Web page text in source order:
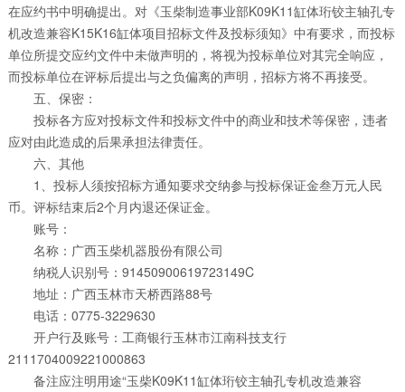
在应约书中明确提出。对《玉柴制造事业部K09K11缸体珩铰主轴孔专
机改造兼容K15K16缸体项目招标文件及投标须知》中有要求，而投标
单位所提交应约文件中未做声明的，将视为投标单位对其完全响应，
而投标单位在评标后提出与之负偏离的声明，招标方将不再接受。
五、保密：
投标各方应对投标文件和投标文件中的商业和技术等保密，违者
应对由此造成的后果承担法律责任。
六、其他
1、投标人须按招标方通知要求交纳参与投标保证金叁万元人民
币。评标结束后2个月内退还保证金。
账号：
名称：广西玉柴机器股份有限公司
纳税人识别号：91450900619723149C
地址：广西玉林市天桥西路88号
电话：0775-3229630
开户行及账号：工商银行玉林市江南科技支行
2111704009221000863
备注应注明用途“玉柴K09K11缸体珩铰主轴孔专机改造兼容